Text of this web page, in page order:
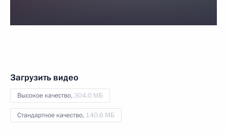
Загрузить видео
Высокое качество, 304.0 МБ
Стандартное качество, 140.6 МБ